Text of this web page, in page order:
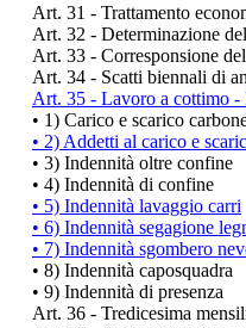
Art. 31 - Trattamento
Art. 32 - Determinazione
Art. 33 - Corresponsione
Art. 34 - Scatti biennali di
Art. 35 - Lavoro a cottimo -
• 1) Carico e scarico
• 2) Addetti al carico e
• 3) Indennità oltre confine
• 4) Indennità di confine
• 5) Indennità lavaggio carri
• 6) Indennità segagione
• 7) Indennità sgombero
• 8) Indennità caposquadra
• 9) Indennità di presenza
Art. 36 - Tredicesima